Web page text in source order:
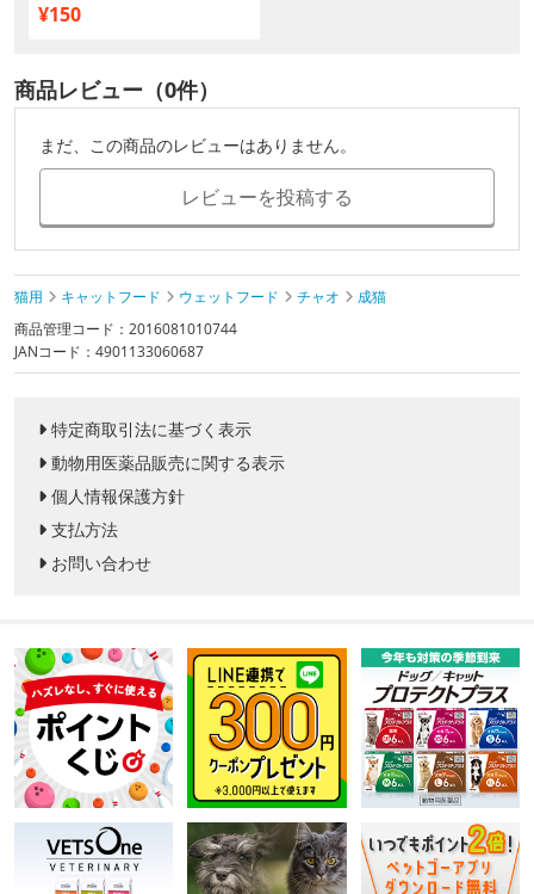
¥150
商品レビュー（0件）
まだ、この商品のレビューはありません。
レビューを投稿する
猫用 キャットフード ウェットフード チャオ
成猫
商品管理コード：2016081010744
JANコード：4901133060687
特定商取引法に基づく表示
動物用医薬品販売に関する表示
個人情報保護方針
支払方法
お問い合わせ